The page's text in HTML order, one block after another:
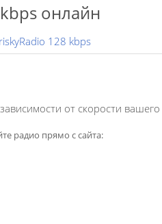
онлайн
128 kbps
от скорости
радио прямо с сайта: